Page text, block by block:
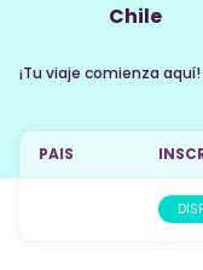
Chile
¡Tu viaje comienza aquí!
PAIS